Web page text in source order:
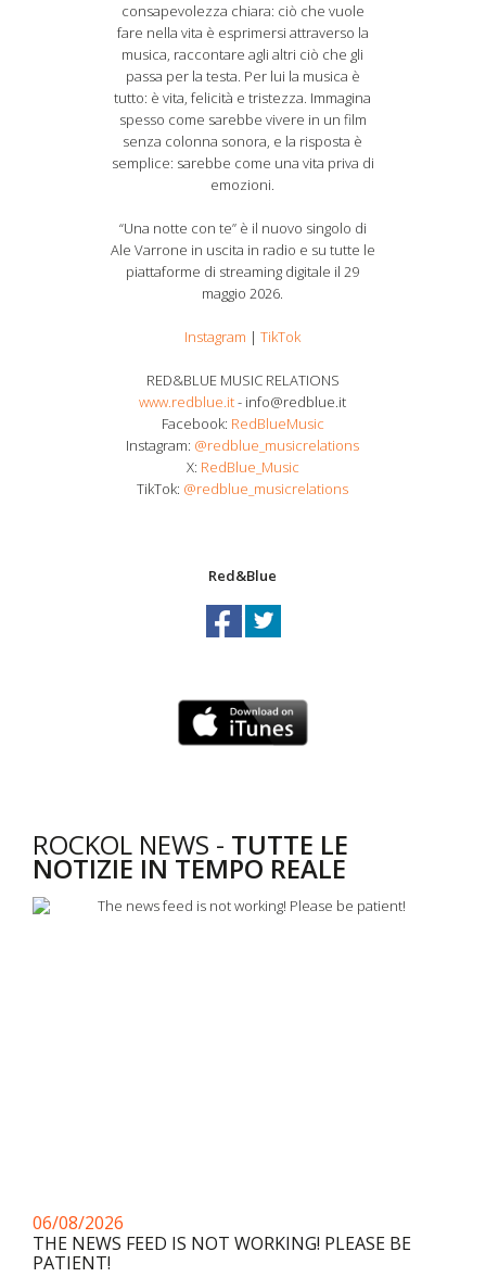
consapevolezza chiara: ciò che vuole
fare nella vita è esprimersi attraverso la
musica, raccontare agli altri ciò che gli
passa per la testa. Per lui la musica è
tutto: è vita, felicità e tristezza. Immagina
spesso come sarebbe vivere in un film
senza colonna sonora, e la risposta è
semplice: sarebbe come una vita priva di
emozioni.
“Una notte con te” è il nuovo singolo di
Ale Varrone in uscita in radio e su tutte le
piattaforme di streaming digitale il 29
maggio 2026.
Instagram |TikTok
RED&BLUE MUSIC RELATIONS
www.redblue.it- info@redblue.it
Facebook: RedBlueMusic
Instagram: @redblue_musicrelations
X: RedBlue_Music
TikTok: @redblue_musicrelations
Red&Blue
ROCKOL NEWS - TUTTE LE
NOTIZIE IN TEMPO REALE
06/08/2026
THE NEWS FEED IS NOT WORKING! PLEASE BE
PATIENT!